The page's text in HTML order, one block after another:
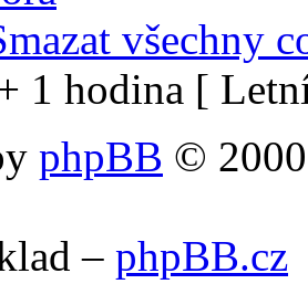
všechny
1 hodina [
phpBB ©
– phpBB.cz